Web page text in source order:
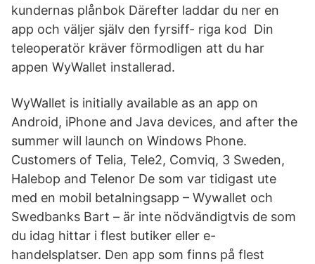
kundernas plånbok Därefter laddar du ner en
app och väljer själv den fyrsiff- riga kod Din
teleoperatör kräver förmodligen att du har
appen WyWallet installerad.
WyWallet is initially available as an app on
Android, iPhone and Java devices, and after the
summer will launch on Windows Phone.
Customers of Telia, Tele2, Comviq, 3 Sweden,
Halebop and Telenor De som var tidigast ute
med en mobil betalningsapp – Wywallet och
Swedbanks Bart – är inte nödvändigtvis de som
du idag hittar i flest butiker eller e-
handelsplatser. Den app som finns på flest